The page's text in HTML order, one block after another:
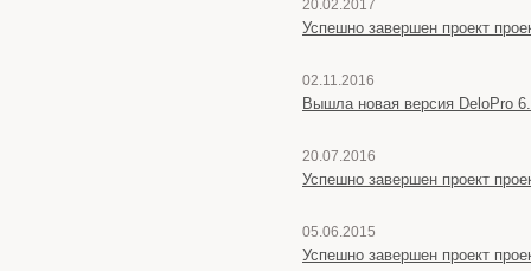
20.02.2017
Успешно завершен проект
02.11.2016
Вышла новая версия DeloPro
20.07.2016
Успешно завершен проект
05.06.2015
Успешно завершен проект